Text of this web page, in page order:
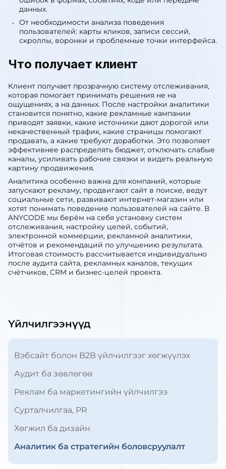
Үйлчилгээнүүд
Вэбсайт болон B2B үйлчилгээг хөгжүүлэх
Аудит ба зөвлөгөө
Реклам ба маркетингийн үйлчилгээ
Сурталчилгаа, PR
Хөгжил ба дизайн
Аналитик ба стратегийн боловсруулалт
данных.
От необходимости анализа поведения
пользователей: карты кликов, записи сессий,
скроллы, воронки и проблемные точки интерфейса.
Что получает клиент
Клиент получает прозрачную систему отслеживания,
которая помогает принимать решения не на
ощущениях, а на данных. После настройки аналитики
становится понятно, какие рекламные кампании
приводят заявки, какие источники дают дорогой или
некачественный трафик, какие страницы помогают
продавать, а какие требуют доработки. Это позволяет
эффективнее распределять бюджет, отключать слабые
каналы, усиливать рабочие связки и видеть реальную
картину продвижения.
Аналитика особенно важна для компаний, которые
запускают рекламу, продвигают сайт в поиске, ведут
социальные сети, развивают интернет-магазин или
хотят понимать поведение пользователей на сайте. В
ANYCODE мы берём на себя установку систем
отслеживания, настройку целей, событий,
электронной коммерции, рекламной аналитики,
отчётов и рекомендаций по улучшению результата.
Итоговая стоимость рассчитывается индивидуально
после аудита сайта, рекламных каналов, текущих
счётчиков, CRM и бизнес-целей проекта.